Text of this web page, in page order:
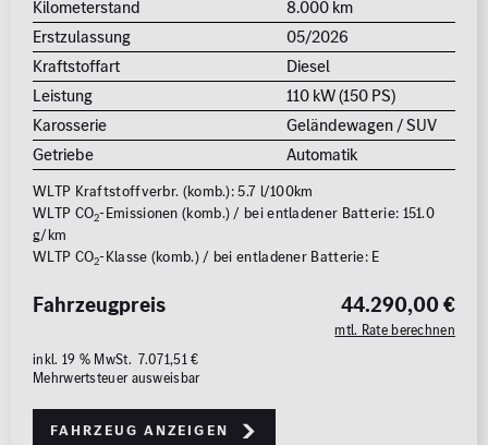
Kilometerstand
8.000 km
Erstzulassung
05/2026
Kraftstoffart
Diesel
Leistung
110 kW (150 PS)
Karosserie
Geländewagen / SUV
Getriebe
Automatik
WLTP Kraftstoffverbr. (komb.): 5.7 l/100km
WLTP CO2-Emissionen (komb.) / bei entladener Batterie: 151.0
g/km
WLTP CO2-Klasse (komb.) / bei entladener Batterie: E
44.290,00 €
mtl. Rate berechnen
Fahrzeugpreis
inkl. 19 % MwSt. 7.071,51 €
Mehrwertsteuer ausweisbar
Fahrzeug anzeigen